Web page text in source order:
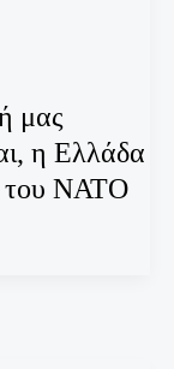
μας
η Ελλάδα
του ΝΑΤΟ